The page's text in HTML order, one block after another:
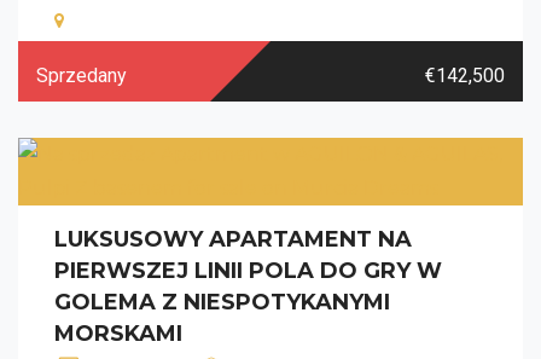
Sprzedany €142,500
LUKSUSOWY APARTAMENT NA
PIERWSZEJ LINII POLA DO GRY W
GOLEMA Z NIESPOTYKANYMI
MORSKAMI